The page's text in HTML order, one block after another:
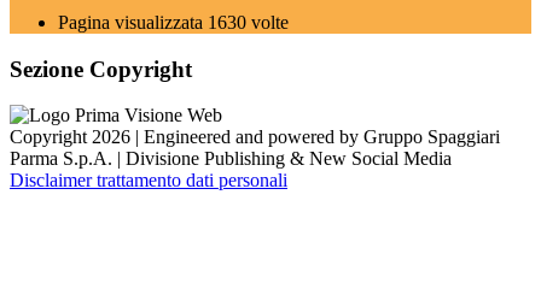
Pagina visualizzata 1630 volte
Sezione Copyright
Copyright 2026 | Engineered and powered by Gruppo Spaggiari
Parma S.p.A. | Divisione Publishing & New Social Media
Disclaimer trattamento dati personali